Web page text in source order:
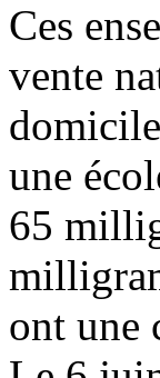
Ces
vente
une
65
ont une